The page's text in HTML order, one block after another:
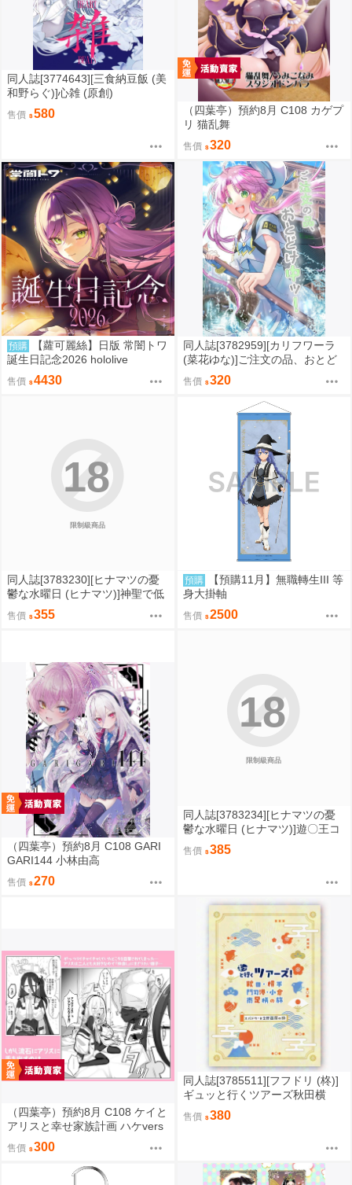
同人誌[3774643][三食納豆飯 (美
和野らぐ)]心雑 (原創)
售價 580
（四葉亭）預約8月 C108 カゲプ
リ 猫乱舞
售價 320
預購
【蘿可麗絲】日版 常闇トワ
誕生日記念2026 hololive
售價 4430
同人誌[3782959][カリフワーラ
(菜花ゆな)]ご注文の品、おとど
け中ッ (ARIA)
售價 320
限制級商品
18
同人誌[3783230][ヒナマツの憂
鬱な水曜日 (ヒナマツ)]神聖で低
俗で行こう (SHY靦腆英雄)
售價 355
預購
【預購11月】無職轉生III 等
身大掛軸
售價 2500
（四葉亭）預約8月 C108 GARI
GARI144 小林由高
售價 270
限制級商品
18
同人誌[3783234][ヒナマツの憂
鬱な水曜日 (ヒナマツ)]遊〇王コ
ピ本再録コレクション (遊戲王)
售價 385
（四葉亭）預約8月 C108 ケイと
アリスと幸せ家族計画 ハケvers
e
售價 300
同人誌[3785511][フフドリ (柊)]
ギュッと行くツアーズ秋田横
手・門司港小倉・南足柄の旅～
スパドク・K2原画展の旅 (其他)
售價 380